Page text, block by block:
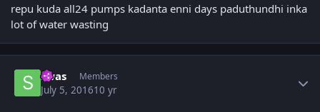
repu kuda all24 pumps kadanta enni days paduthundhi inka
lot of water wasting
swas Members
July 5, 201610 yr